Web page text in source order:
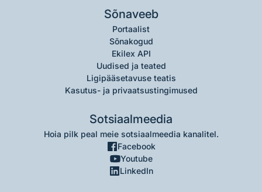
Sõnaveeb
Portaalist
Sõnakogud
Ekilex API
Uudised ja teated
Ligipääsetavuse teatis
Kasutus- ja privaatsustingimused
Sotsiaalmeedia
Hoia pilk peal meie sotsiaalmeedia kanalitel.
Facebook
Youtube
LinkedIn